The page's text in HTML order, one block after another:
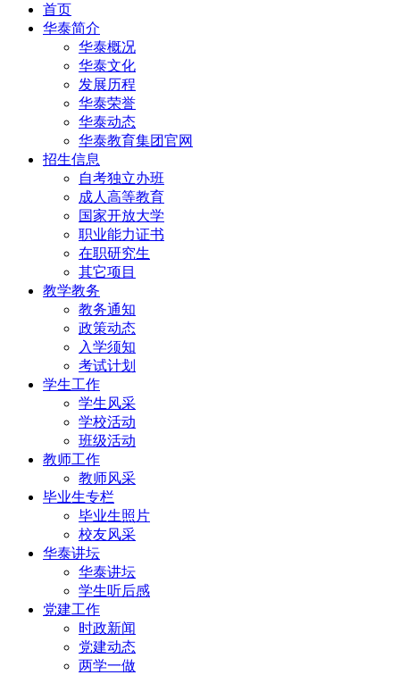
首页
华泰简介
华泰概况
华泰文化
发展历程
华泰荣誉
华泰动态
华泰教育集团官网
招生信息
自考独立办班
成人高等教育
国家开放大学
职业能力证书
在职研究生
其它项目
教学教务
教务通知
政策动态
入学须知
考试计划
学生工作
学生风采
学校活动
班级活动
教师工作
教师风采
毕业生专栏
毕业生照片
校友风采
华泰讲坛
华泰讲坛
学生听后感
党建工作
时政新闻
党建动态
两学一做